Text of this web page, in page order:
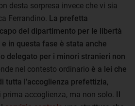
desta sorpresa invece che vi sia
Ferrandino. La prefetta
del dipartimento per le libertà
in questa fase è stata anche
delegato per i minori stranieri non
nel contesto ordinario è a lei che
tutta l'accoglienza prefettizia,
prima accoglienza, ma non solo. Il